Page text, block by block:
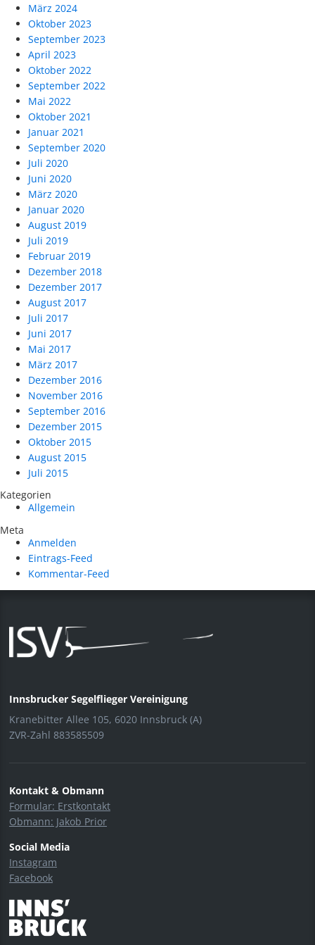
März 2024
Oktober 2023
September 2023
April 2023
Oktober 2022
September 2022
Mai 2022
Oktober 2021
Januar 2021
September 2020
Juli 2020
Juni 2020
März 2020
Januar 2020
August 2019
Juli 2019
Februar 2019
Dezember 2018
Dezember 2017
August 2017
Juli 2017
Juni 2017
Mai 2017
März 2017
Dezember 2016
November 2016
September 2016
Dezember 2015
Oktober 2015
August 2015
Juli 2015
Kategorien
Allgemein
Meta
Anmelden
Eintrags-Feed
Kommentar-Feed
Innsbrucker Segelflieger Vereinigung
Kranebitter Allee 105, 6020 Innsbruck (A)
ZVR-Zahl 883585509
Kontakt & Obmann
Formular: Erstkontakt
Obmann: Jakob Prior
Social Media
Instagram
Facebook